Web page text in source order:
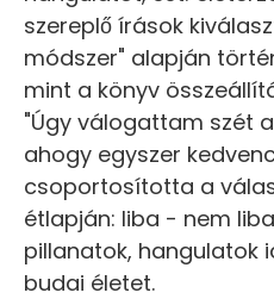
szereplő írások
módszer" alapján
mint a könyv
"Úgy válogattam szét
ahogy egyszer
csoportosította a
étlapján: liba - nem
pillanatok, hangulatok
budai életet.